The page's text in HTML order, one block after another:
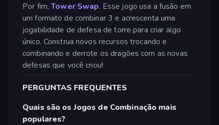
Por fim,Tower Swap. Esse jogo usa a fusão em
um formato de combinar 3 e acrescenta uma
jogabilidade de defesa de torre para criar algo
único. Construa novos recursos trocando e
combinando e derrote os dragões com as novas
defesas que você criou!
PERGUNTAS FREQUENTES
Quais são os Jogos de Combinação mais
populares?